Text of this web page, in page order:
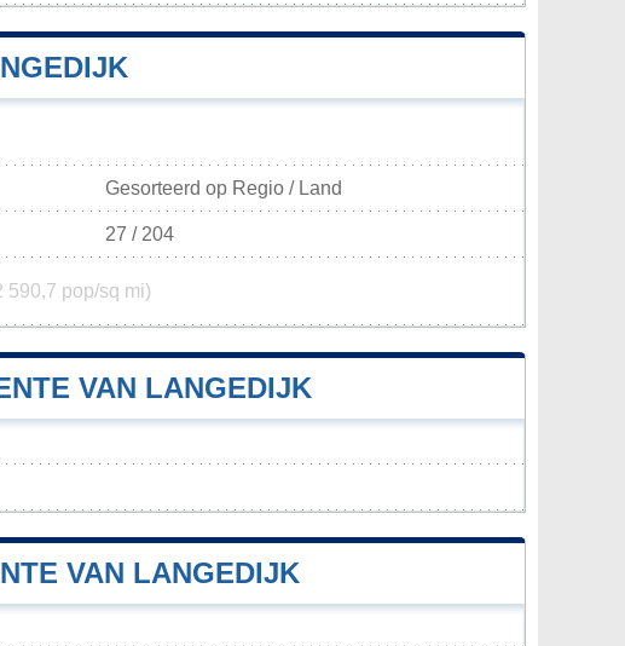
Gesorteerd op Regio / Land
27 / 204
590,7 pop/sq mi)
VAN LANGEDIJK
VAN LANGEDIJK